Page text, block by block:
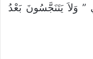
وَلاَ يَتَنَجَّسُونَ بَعْدُ